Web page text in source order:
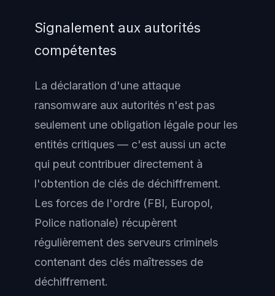
Signalement aux autorités
compétentes
La déclaration d'une attaque
ransomware aux autorités n'est pas
seulement une obligation légale pour les
entités critiques — c'est aussi un acte
qui peut contribuer directement à
l'obtention de clés de déchiffrement.
Les forces de l'ordre (FBI, Europol,
Police nationale) récupèrent
régulièrement des serveurs criminels
contenant des clés maîtresses de
déchiffrement.